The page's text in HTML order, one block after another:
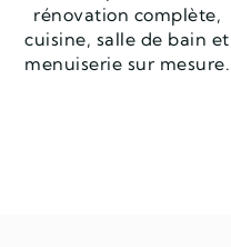
rénovation complète,
cuisine, salle de bain et
menuiserie sur mesure.